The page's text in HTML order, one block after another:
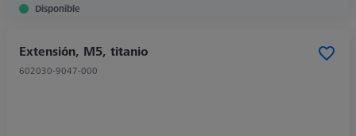
Disponible
Extensión, M5, titanio
602030-9047-000